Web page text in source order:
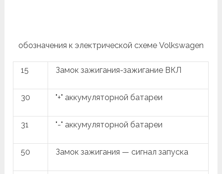
обозначения к электрической схеме Volkswagen
15 Замок зажигания-зажигание ВКЛ
30 "+" аккумуляторной батареи
31 "-" аккумуляторной батареи
50 Замок зажигания — сигнал запуска